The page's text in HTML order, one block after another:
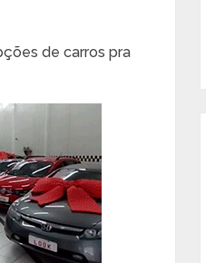
de carros pra